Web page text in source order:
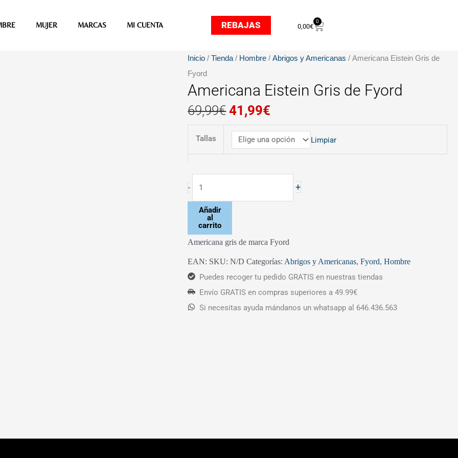
MUJER MARCAS MI CUENTA REBAJAS 0,00€
0
Carrito
Inicio /Tienda / Hombre /Abrigos y Americanas / Americana Eistein Gris de
Fyord
Americana Eistein Gris de Fyord
69,99€
El
original
era:
69,99€.
41,99€
El
actual
Tallas Limpiar
-
Americana
Eistein
Gris
de
Fyord
cantidad
+
Añadir
al
carrito
Americana gris de marca Fyord
EAN: SKU:N/D Categorías: Abrigos y Americanas,Fyord,Hombre
Puedes recoger tu pedido GRATIS en nuestras tiendas
Envío GRATIS en compras superiores a 49.99€
Si necesitas ayuda mándanos un whatsapp al 646.436.563